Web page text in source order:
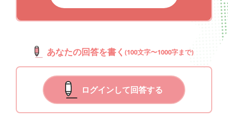
あなたの回答を書く(100文字〜1000字まで)
ログインして回答する